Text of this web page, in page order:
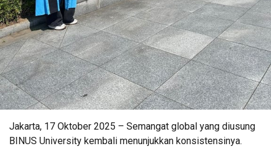
Jakarta, 17 Oktober 2025 – Semangat global yang diusung
BINUS University kembali menunjukkan konsistensinya.